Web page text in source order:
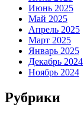
Июнь 2025
Май 2025
Апрель 2025
Март 2025
Январь 2025
Декабрь 2024
Ноябрь 2024
Рубрики